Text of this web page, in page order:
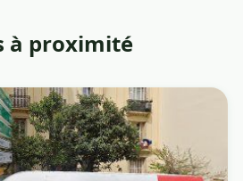
à proximité